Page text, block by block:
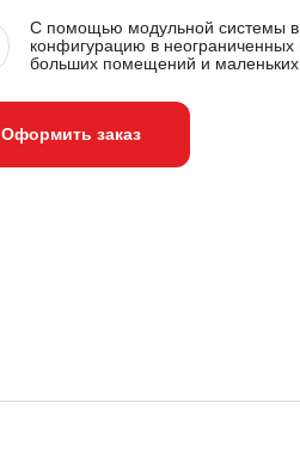
С помощью модульной системы
конфигурацию в неограниченных
больших помещений и
Оформить заказ